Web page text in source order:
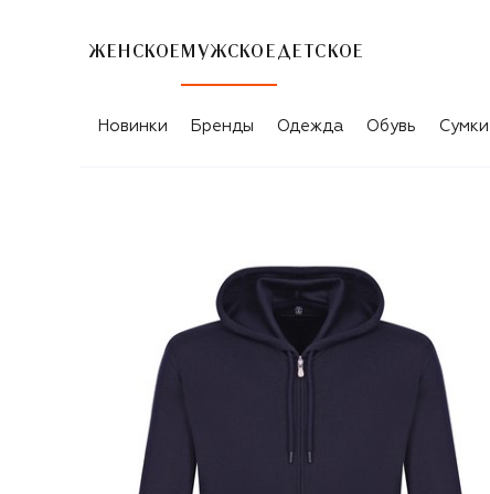
ЖЕНСКОЕ МУЖСКОЕ ДЕТСКОЕ
Новинки Бренды Одежда Обувь Сумки